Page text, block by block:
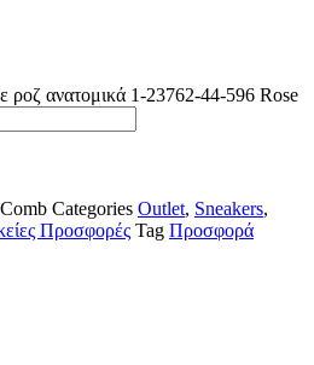
ροζ ανατομικά 1-23762-44-596 Rose
Categories Outlet, Sneakers,
Προσφορές Tag Προσφορά